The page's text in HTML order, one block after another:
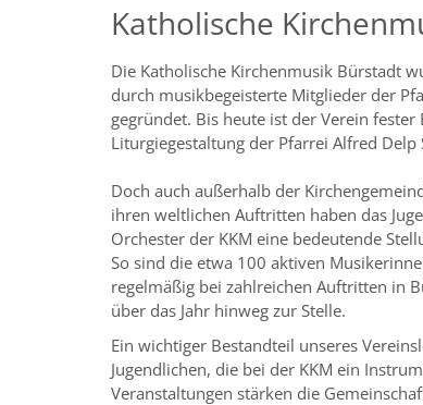
Katholische
Die Katholische Kirchenmusik Bürstadt
durch musikbegeisterte Mitglieder der
gegründet. Bis heute ist der Verein fester
Liturgiegestaltung der Pfarrei Alfred Delp
Doch auch außerhalb der
ihren weltlichen Auftritten haben das
Orchester der KKM eine bedeutende
So sind die etwa 100 aktiven
regelmäßig bei zahlreichen Auftritten in
über das Jahr hinweg zur Stelle.
Ein wichtiger Bestandteil unseres
Jugendlichen, die bei der KKM ein
Veranstaltungen stärken die